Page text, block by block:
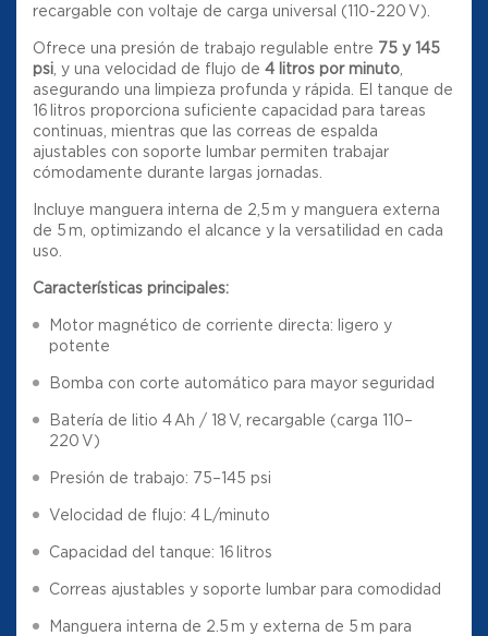
recargable con voltaje de carga universal (110-220 V).
Ofrece una presión de trabajo regulable entre 75 y 145
psi , y una velocidad de flujo de 4 litros por minuto
asegurando una limpieza profunda y rápida. El tanque de
16 litros proporciona suficiente capacidad para tareas
continuas, mientras que las correas de espalda
ajustables con soporte lumbar permiten trabajar
cómodamente durante largas jornadas.
Incluye manguera interna de 2,5 m y manguera externa
de 5 m, optimizando el alcance y la versatilidad en cada
uso.
Características principales:
Motor magnético de corriente directa: ligero y
potente
Bomba con corte automático para mayor seguridad
Batería de litio 4 Ah / 18 V, recargable (carga 110–
220 V)
Presión de trabajo: 75–145 psi
Velocidad de flujo: 4 L/minuto
Capacidad del tanque: 16 litros
Correas ajustables y soporte lumbar para comodidad
Manguera interna de 2.5 m y externa de 5 m para